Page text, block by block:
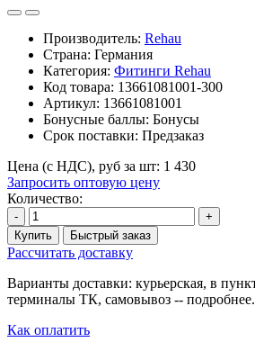
Производитель: Rehau
Страна: Германия
Категория: Фитинги Rehau
Код товара: 13661081001-300
Артикул: 13661081001
Бонусные баллы: Бонусы
Срок поставки: Предзаказ
Цена (с НДС), руб за шт: 1 430
Запросить оптовую цену
Количество:
-
+
Купить
Быстрый заказ
Рассчитать доставку
Варианты доставки: курьерская, в
терминалы ТК, самовывоз --
Как оплатить